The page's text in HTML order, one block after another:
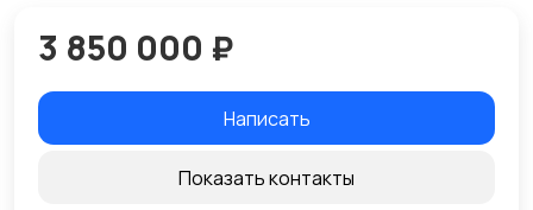
3 850 000 ₽
Написать
Показать контакты